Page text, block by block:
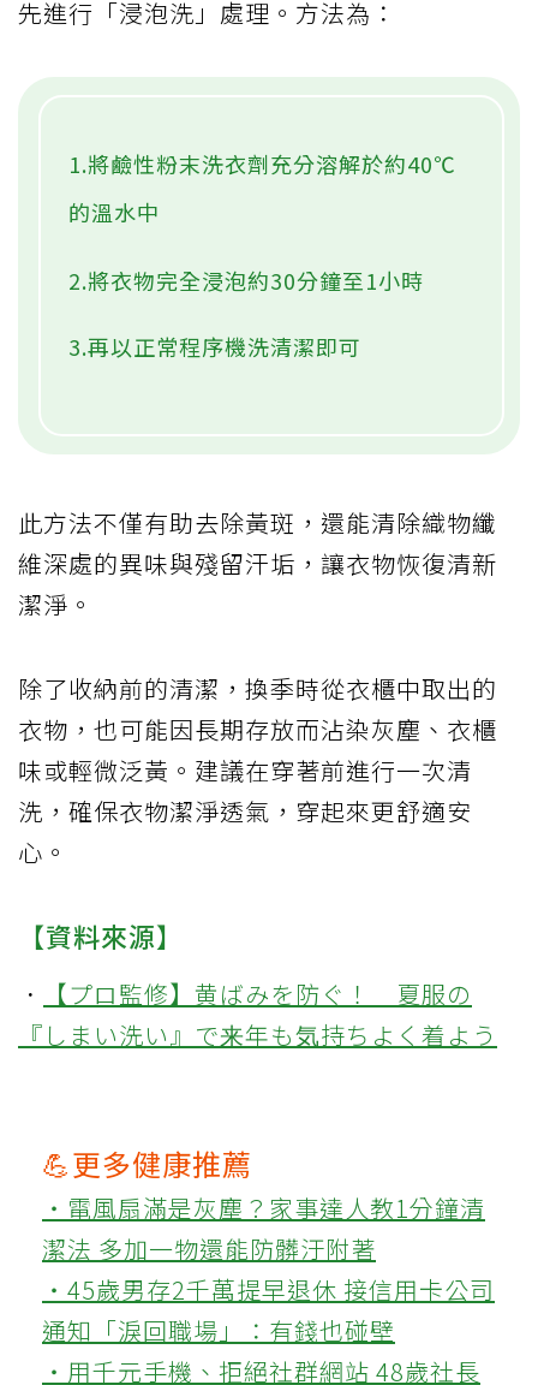
先進行「浸泡洗」處理。方法為：
1.將鹼性粉末洗衣劑充分溶解於約40℃
的溫水中
2.將衣物完全浸泡約30分鐘至1小時
3.再以正常程序機洗清潔即可
此方法不僅有助去除黃斑，還能清除織物纖
維深處的異味與殘留汗垢，讓衣物恢復清新
潔淨。
除了收納前的清潔，換季時從衣櫃中取出的
衣物，也可能因長期存放而沾染灰塵、衣櫃
味或輕微泛黃。建議在穿著前進行一次清
洗，確保衣物潔淨透氣，穿起來更舒適安
心。
【資料來源】
．
【プロ監修】黄ばみを防ぐ！ 夏服の
『しまい洗い』で来年も気持ちよく着よう
💪更多健康推薦
‧電風扇滿是灰塵？家事達人教1分鐘清
潔法 多加一物還能防髒汙附著
‧45歲男存2千萬提早退休 接信用卡公司
通知「淚回職場」：有錢也碰壁
‧用千元手機、拒絕社群網站 48歲社長